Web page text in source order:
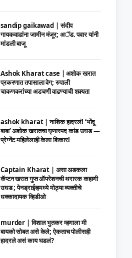
sandip gaikawad | संदीप
गायकवाडांना जामीन मंजूर; अॅड. पवार यांनी
मांडली बाजू
Ashok Kharat case | अशोक खरात
प्रकरणात तपासाला वेग; रुपाली
चाकणकरांच्या अडचणी वाढण्याची शक्यता
ashok kharat | नाशिक हादरलं! ‘भोंदू
बाबा’ अशोक खरातचा घृणास्पद कांड उघड —
प्रेग्नेंट महिलेलाही केला शिकार!
Captain Kharat | असा अडकला
कॅप्टन खरात गुप्त ऑपरेशनची थरारक कहाणी
उघड ; पेनड्राईव्हमध्ये मोठ्या व्यक्तीचे
धक्कादायक व्हिडीओ
murder | विशाल भुतकर म्हणाला मी
बायको सोबत असे केले; ऐकताच पोलीसही
हादरले असं काय घडलं?